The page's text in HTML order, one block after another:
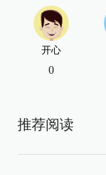
开心
0
推荐阅读